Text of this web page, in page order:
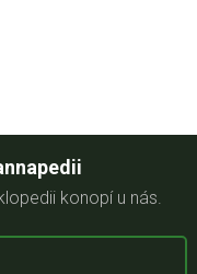
konopí u nás.